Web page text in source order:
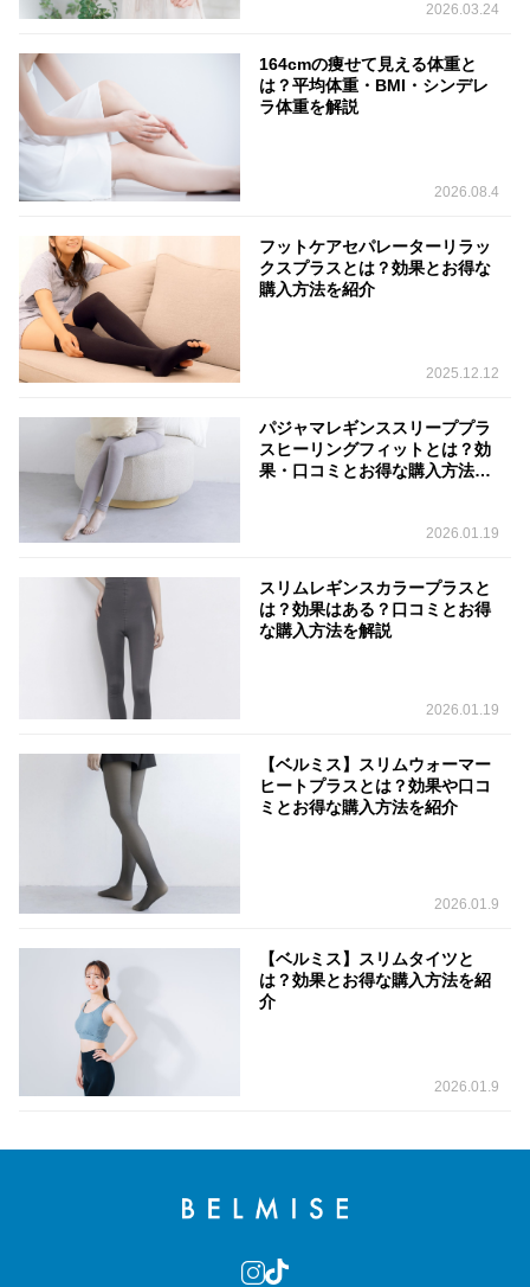
2026.03.24
164cmの痩せて見える体重と
は？平均体重・BMI・シンデレ
ラ体重を解説
2026.08.4
フットケアセパレーターリラッ
クスプラスとは？効果とお得な
購入方法を紹介
2025.12.12
パジャマレギンススリーププラ
スヒーリングフィットとは？効
果・口コミとお得な購入方法を
2026.01.19
スリムレギンスカラープラスと
は？効果はある？口コミとお得
な購入方法を解説
2026.01.19
【ベルミス】スリムウォーマー
ヒートプラスとは？効果や口コ
ミとお得な購入方法を紹介
2026.01.9
【ベルミス】スリムタイツと
は？効果とお得な購入方法を紹
介
2026.01.9